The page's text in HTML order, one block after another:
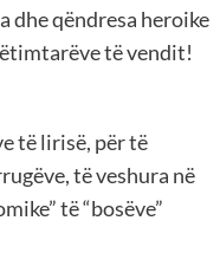
dhe qëndresa heroike
të vendit!
të lirisë, për të
të veshura në
të “bosëve”